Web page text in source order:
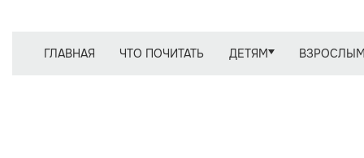
ГЛАВНАЯ ЧТО ПОЧИТАТЬ ДЕТЯМ